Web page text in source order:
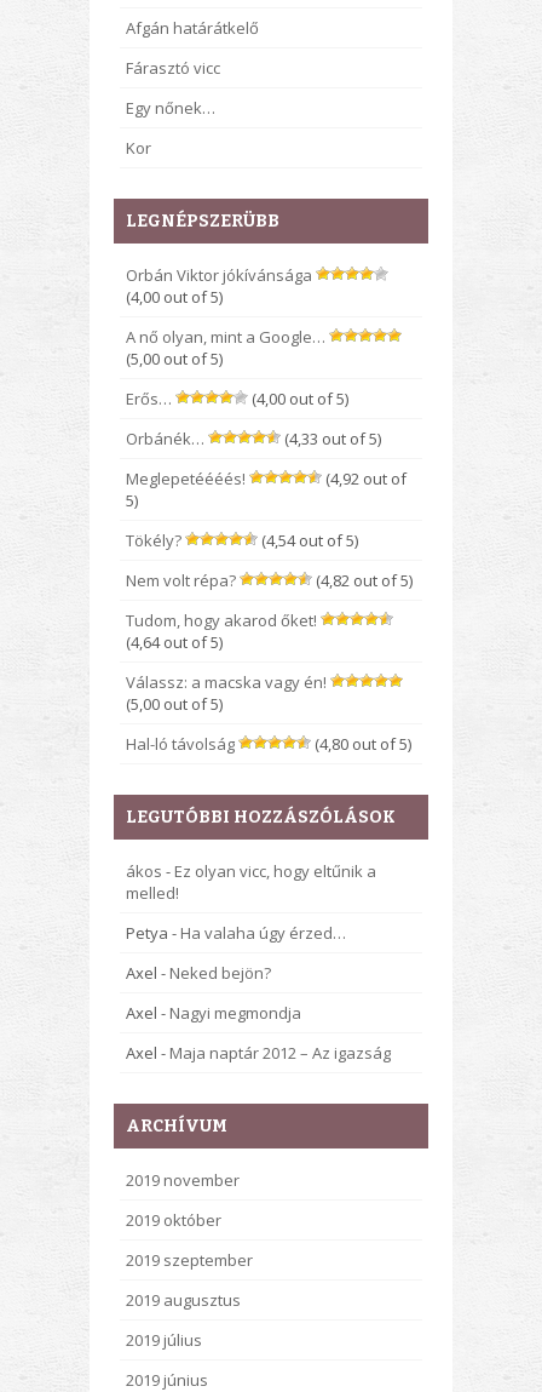
Afgán határátkelő
Fárasztó vicc
Egy nőnek…
Kor
LEGNÉPSZERÜBB
Orbán Viktor jókívánsága
(4,00 out of 5)
A nő olyan, mint a Google…
(5,00 out of 5)
Erős…
(4,00 out of 5)
Orbánék…
(4,33 out of 5)
Meglepetéééés!
(4,92 out of
5)
Tökély?
(4,54 out of 5)
Nem volt répa?
(4,82 out of 5)
Tudom, hogy akarod őket!
(4,64 out of 5)
Válassz: a macska vagy én!
(5,00 out of 5)
Hal-ló távolság
(4,80 out of 5)
LEGUTÓBBI HOZZÁSZÓLÁSOK
ákos - Ez olyan vicc, hogy eltűnik a
melled!
Petya - Ha valaha úgy érzed…
Axel - Neked bejön?
Axel - Nagyi megmondja
Axel - Maja naptár 2012 – Az igazság
ARCHÍVUM
2019 november
2019 október
2019 szeptember
2019 augusztus
2019 július
2019 június